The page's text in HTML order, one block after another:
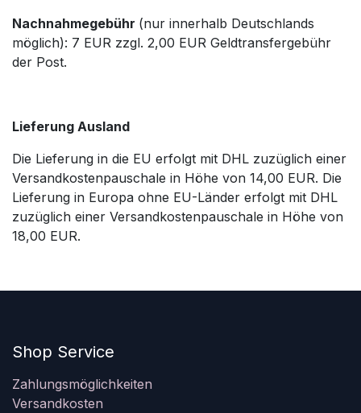
Nachnahmegebühr (nur innerhalb Deutschlands
möglich): 7 EUR zzgl. 2,00 EUR Geldtransfergebühr
der Post.
Lieferung Ausland
Die Lieferung in die EU erfolgt mit DHL zuzüglich einer
Versandkostenpauschale in Höhe von 14,00 EUR. Die
Lieferung in Europa ohne EU-Länder erfolgt mit DHL
zuzüglich einer Versandkostenpauschale in Höhe von
18,00 EUR.
Shop Service
Zahlungsmöglichkeiten
Versandkosten